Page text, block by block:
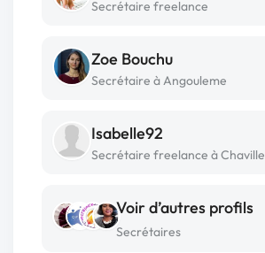
Secrétaire freelance
Zoe Bouchu
Secrétaire à Angouleme
Isabelle92
Secrétaire freelance à Chaville
Voir d’autres profils
Secrétaires